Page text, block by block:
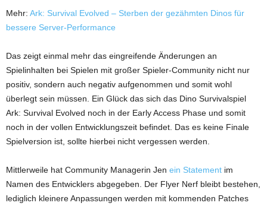
Mehr: Ark: Survival Evolved – Sterben der gezähmten Dinos für
bessere Server-Performance
Das zeigt einmal mehr das eingreifende Änderungen an
Spielinhalten bei Spielen mit großer Spieler-Community nicht nur
positiv, sondern auch negativ aufgenommen und somit wohl
überlegt sein müssen. Ein Glück das sich das Dino Survivalspiel
Ark: Survival Evolved noch in der Early Access Phase und somit
noch in der vollen Entwicklungszeit befindet. Das es keine Finale
Spielversion ist, sollte hierbei nicht vergessen werden.
Mittlerweile hat Community Managerin Jen ein Statement im
Namen des Entwicklers abgegeben. Der Flyer Nerf bleibt bestehen,
lediglich kleinere Anpassungen werden mit kommenden Patches